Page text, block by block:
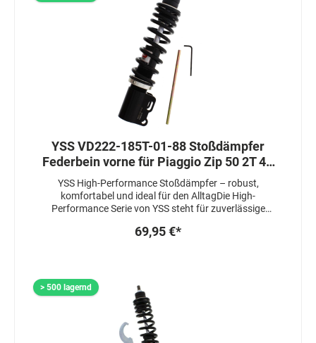
YSS VD222-185T-01-88 Stoßdämpfer
Federbein vorne für Piaggio Zip 50 2T 4T
2000-2018 Zip 25 1994-2005
YSS High-Performance Stoßdämpfer – robust,
komfortabel und ideal für den AlltagDie High-
Performance Serie von YSS steht für zuverlässige
täglichen Einsatz und als hochwertiger Ersatz für
Vergleich zu vielen Original-Stoßdämpfern•
Fahrzeugspezifische Ausführung – einfacher Einbau
ohne zusätzliche Anpassungen• Einstellwerkzeug im
Lieferumfang enthaltenDie YSS High-Performance
Stoßdämpfer eignen sich besonders für Roller, kleine
69,95 €*
> 500 lagernd